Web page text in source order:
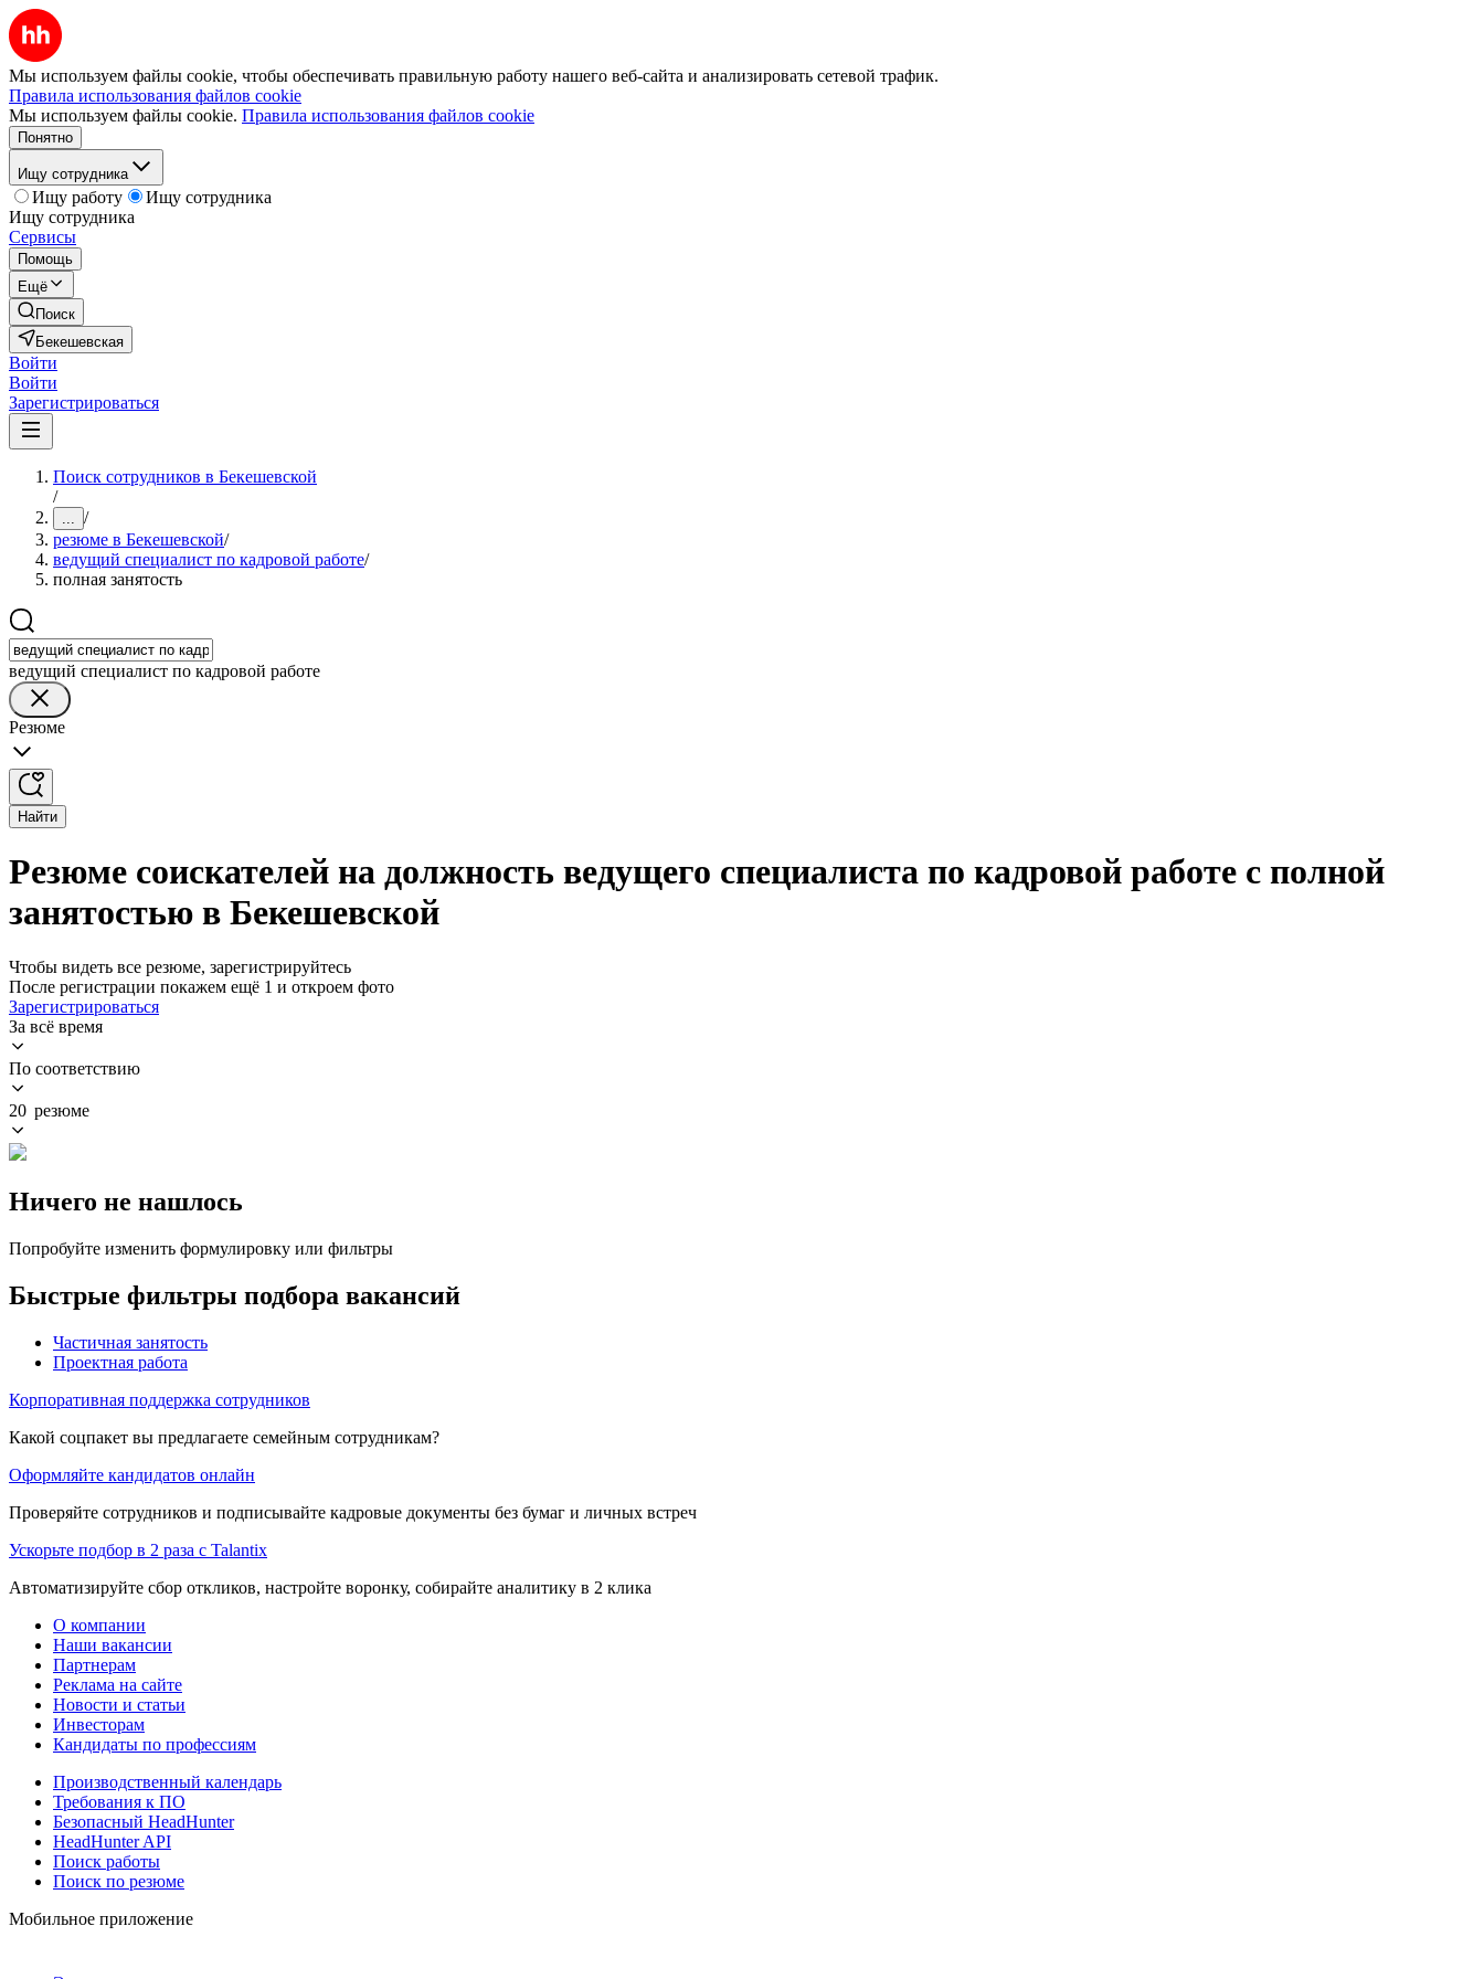
Мы используем файлы cookie, чтобы обеспечивать правильную работу нашего веб-сайта и анализировать сетевой трафик.
Правила использования файлов cookie
Мы используем файлы cookie. Правила использования файлов cookie
Понятно
Ищу сотрудника
Ищу работу
Ищу сотрудника
Ищу сотрудника
Сервисы
Помощь
Ещё
Поиск
Бекешевская
Войти
Войти
Зарегистрироваться
Поиск сотрудников в Бекешевской
/
... /
резюме в Бекешевской/
ведущий специалист по кадровой работе/
полная занятость
ведущий специалист по кадровой работе
Резюме
Найти
Резюме соискателей на должность ведущего специалиста по кадровой работе с полной
занятостью в Бекешевской
Чтобы видеть все резюме, зарегистрируйтесь
После регистрации покажем ещё 1 и откроем фото
Зарегистрироваться
За всё время
По соответствию
20 резюме
Ничего не нашлось
Попробуйте изменить формулировку или фильтры
Быстрые фильтры подбора вакансий
Частичная занятость
Проектная работа
Корпоративная поддержка сотрудников
Какой соцпакет вы предлагаете семейным сотрудникам?
Оформляйте кандидатов онлайн
Проверяйте сотрудников и подписывайте кадровые документы без бумаг и личных встреч
Ускорьте подбор в 2 раза с Talantix
Автоматизируйте сбор откликов, настройте воронку, собирайте аналитику в 2 клика
О компании
Наши вакансии
Партнерам
Реклама на сайте
Новости и статьи
Инвесторам
Кандидаты по профессиям
Производственный календарь
Требования к ПО
Безопасный HeadHunter
HeadHunter API
Поиск работы
Поиск по резюме
Мобильное приложение